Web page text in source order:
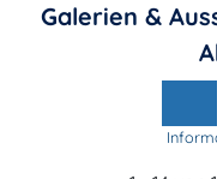
Galerien &